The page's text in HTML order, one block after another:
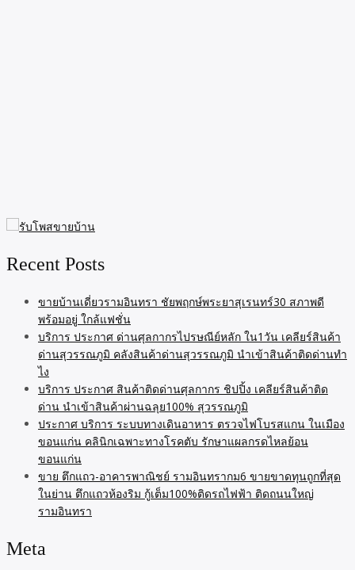
Recent Posts
ขายบ้านเดี่ยวรามอินทรา ชัยพฤกษ์พระยาสุเรนทร์30 สภาพดี
พร้อมอยู่ ใกล้แฟชั่น
บริการ ประกาศ ด่านศุลกากรไปรษณีย์หลัก ใน1วัน เคลียร์สินค้า
ด่านสุวรรณภูมิ คลังสินค้าด่านสุวรรณภูมิ นำเข้าสินค้าติดด่านทำ
ไง
บริการ ประกาศ สินค้าติดด่านศุลกากร ชิปปิ้ง เคลียร์สินค้าติด
ด่าน นำเข้าสินค้าผ่านฉลุย100% สุวรรณภูมิ
ประกาศ บริการ ระบบทางเดินอาหาร ตรวจไฟโบรสแกน ในเมือง
ขอนแก่น คลินิกเฉพาะทางโรคตับ รักษาแผลกรดไหลย้อน
ขอนแก่น
ขาย ตึกแถว-อาคารพาณิชย์ รามอินทรากม6 ขายขาดทุนถูกที่สุด
ในย่าน ตึกแถวห้องริม กู้เต็ม100%ติดรถไฟฟ้า ติดถนนใหญ่
รามอินทรา
Meta